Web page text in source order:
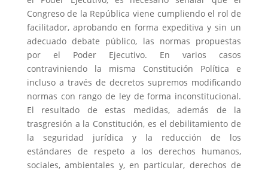
Congreso de la República viene cumpliendo el rol de
facilitador, aprobando en forma expeditiva y sin un
adecuado debate público, las normas propuestas
por el Poder Ejecutivo. En varios casos
contraviniendo la misma Constitución Política e
incluso a través de decretos supremos modificando
normas con rango de ley de forma inconstitucional.
El resultado de estas medidas, además de la
trasgresión a la Constitución, es el debilitamiento de
la seguridad jurídica y la reducción de los
estándares de respeto a los derechos humanos,
sociales, ambientales y, en particular, derechos de